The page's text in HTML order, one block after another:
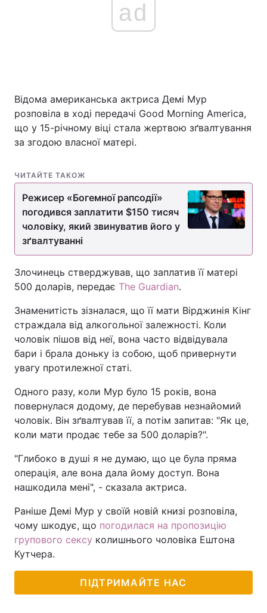
ad
Відома американська актриса Демі Мур
розповіла в ході передачі Good Morning America,
що у 15-річному віці стала жертвою зґвалтування
за згодою власної матері.
ЧИТАЙТЕ ТАКОЖ
Режисер «Богемної рапсодії»
погодився заплатити $150 тисяч
чоловіку, який звинуватив його у
зґвалтуванні
Злочинець стверджував, що заплатив її матері
500 доларів, передає The Guardian.
Знаменитість зізналася, що її мати Вірджинія Кінг
страждала від алкогольної залежності. Коли
чоловік пішов від неї, вона часто відвідувала
бари і брала доньку із собою, щоб привернути
увагу протилежної статі.
Одного разу, коли Мур було 15 років, вона
повернулася додому, де перебував незнайомий
чоловік. Він зґвалтував її, а потім запитав: "Як це,
коли мати продає тебе за 500 доларів?".
"Глибоко в душі я не думаю, що це була пряма
операція, але вона дала йому доступ. Вона
нашкодила мені", - сказала актриса.
Раніше Демі Мур у своїй новій книзі розповіла,
чому шкодує, що погодилася на пропозицію
групового сексу колишнього чоловіка Ештона
Кутчера.
ПІДТРИМАЙТЕ НАС